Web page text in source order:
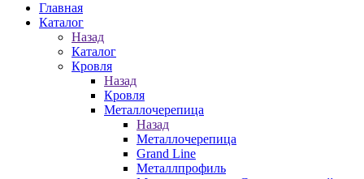
Главная
Каталог
Назад
Каталог
Кровля
Назад
Кровля
Металлочерепица
Назад
Металлочерепица
Grand Line
Металлпрофиль